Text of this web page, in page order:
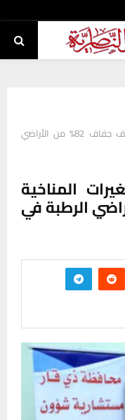
إذاعة الناصرية: لجنة التغيرات المناخية تكشف جفاف 82% من الأراضي
المناخية
من الأراضي الرطبة في